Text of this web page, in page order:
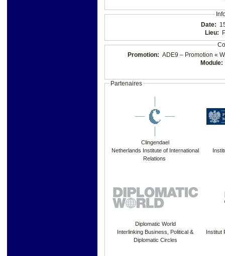
Date:
Lieu:
Promotion: ADE9 – Promotion «
Module:
Partenaires
Clingendael
Netherlands Institute of International
Relations
Diplomatic World
Interlinking Business, Political &
Diplomatic Circles
Institut